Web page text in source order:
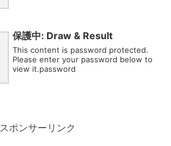
保護中: Draw & Result
This content is password protected.
Please enter your password below to
view it.password
スポンサーリンク